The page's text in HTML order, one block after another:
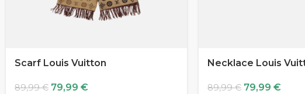
Scarf Louis Vuitton
89,99€ 79,99 €
Necklace Louis
89,99€ 79,99 €